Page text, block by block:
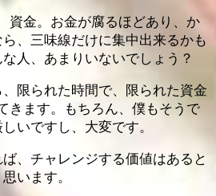
資金。お金が腐るほどあり、か
、三味線だけに集中出来るかも
人、あまりいないでしょう？
限られた時間で、限られた資金
きます。もちろん、僕もそうで
いですし、大変です。
、チャレンジする価値はあると
思います。